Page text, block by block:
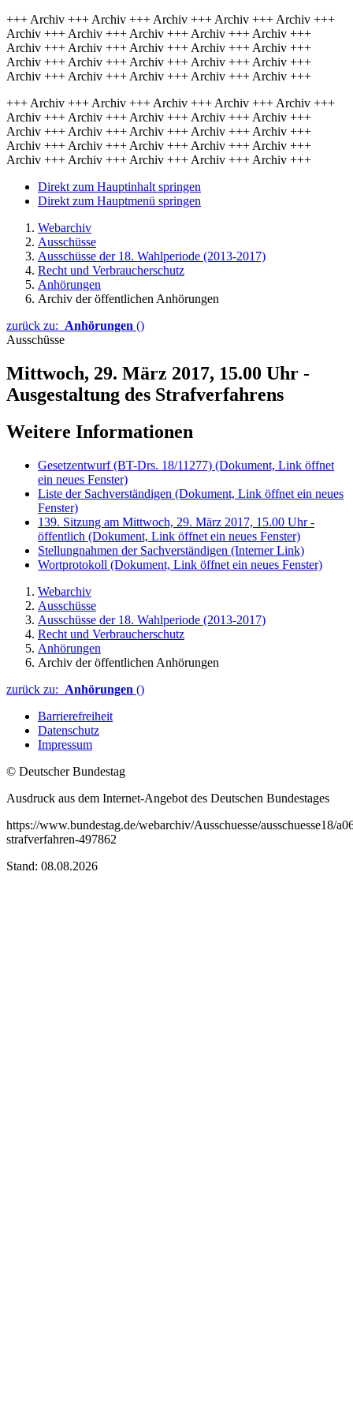
+++ Archiv +++ Archiv +++ Archiv +++ Archiv +++ Archiv +++
Archiv +++ Archiv +++ Archiv +++ Archiv +++ Archiv +++
Archiv +++ Archiv +++ Archiv +++ Archiv +++ Archiv +++
Archiv +++ Archiv +++ Archiv +++ Archiv +++ Archiv +++
Archiv +++ Archiv +++ Archiv +++ Archiv +++ Archiv +++
+++ Archiv +++ Archiv +++ Archiv +++ Archiv +++ Archiv +++
Archiv +++ Archiv +++ Archiv +++ Archiv +++ Archiv +++
Archiv +++ Archiv +++ Archiv +++ Archiv +++ Archiv +++
Archiv +++ Archiv +++ Archiv +++ Archiv +++ Archiv +++
Archiv +++ Archiv +++ Archiv +++ Archiv +++ Archiv +++
Direkt zum Hauptinhalt springen
Direkt zum Hauptmenü springen
Webarchiv
Ausschüsse
Ausschüsse der 18. Wahlperiode (2013-2017)
Recht und Verbraucherschutz
Anhörungen
Archiv der öffentlichen Anhörungen
zurück zu: Anhörungen ()
Ausschüsse
Mittwoch, 29. März 2017, 15.00 Uhr -
Ausgestaltung des Strafverfahrens
Weitere Informationen
Gesetzentwurf (BT-Drs. 18/11277) (Dokument, Link öffnet
ein neues Fenster)
Liste der Sachverständigen (Dokument, Link öffnet ein neues
Fenster)
139. Sitzung am Mittwoch, 29. März 2017, 15.00 Uhr -
öffentlich (Dokument, Link öffnet ein neues Fenster)
Stellungnahmen der Sachverständigen (Interner Link)
Wortprotokoll (Dokument, Link öffnet ein neues Fenster)
Webarchiv
Ausschüsse
Ausschüsse der 18. Wahlperiode (2013-2017)
Recht und Verbraucherschutz
Anhörungen
Archiv der öffentlichen Anhörungen
zurück zu: Anhörungen ()
Barrierefreiheit
Datenschutz
Impressum
© Deutscher Bundestag
Ausdruck aus dem Internet-Angebot des Deutschen Bundestages
https://www.bundestag.de/webarchiv/Ausschuesse/ausschuesse18/
strafverfahren-497862
Stand: 08.08.2026